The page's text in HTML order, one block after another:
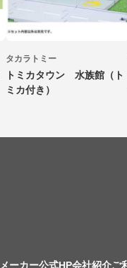
タカラトミー
トミカタウン 水族館（ト
ミカ付き）
メーカー公式HP会社紹介ご